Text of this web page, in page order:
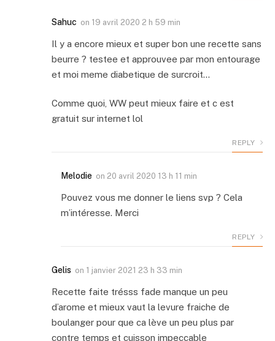
Sahuc on 19 avril 2020 2 h 59 min
Il y a encore mieux et super bon une recette sans
beurre ? testee et approuvee par mon entourage
et moi meme diabetique de surcroit…
Comme quoi, WW peut mieux faire et c est
gratuit sur internet lol
REPLY
Melodie on 20 avril 2020 13 h 11 min
Pouvez vous me donner le liens svp ? Cela
m’intéresse. Merci
REPLY
Gelis on 1 janvier 2021 23 h 33 min
Recette faite trésss fade manque un peu
d’arome et mieux vaut la levure fraiche de
boulanger pour que ca lève un peu plus par
contre temps et cuisson impeccable